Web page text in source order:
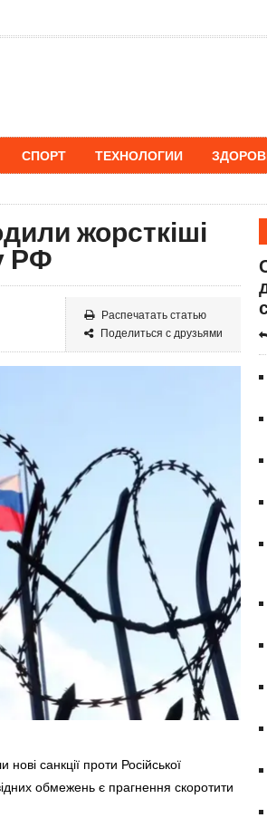
СПОРТ ТЕХНОЛОГИИ
жорсткіші
РФ
Распечатать статью
Поделиться с друзьями
санкції проти Російської
обмежень є прагнення скоротити